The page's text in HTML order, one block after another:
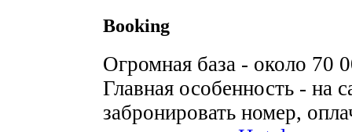
Booking
Огромная база - около 70
Главная особенность - на
забронировать номер,